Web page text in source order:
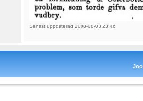
Senast uppdaterad 2008-08-03 23:46